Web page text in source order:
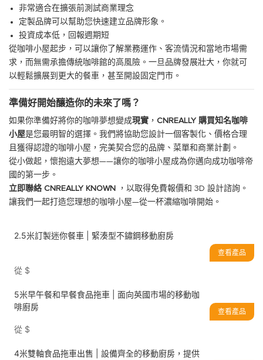
非常適合在擴張前測試商業理念
定製品牌可以幫助您快速建立品牌形象。
投資成本低，回報週期短
從咖啡小屋起步，可以讓你了解業務運作、客流情況和當地市場需
求，而無需承擔傳統咖啡館的高風險。一旦品牌發展壯大，你就可
以輕鬆擴展到更大的餐車，甚至開設固定門市。
準備好開始釀造你的未來了嗎？
如果你準備好將你的咖啡夢想變成現實 ， CNREALLY 購買知名咖啡
小屋是您最明智的選擇。我們將協助您設計一個客製化、價格合理
且獲得認證的咖啡小屋，完美契合您的品牌、菜單和商業計劃。
從小做起，懷抱遠大夢想——讓你的咖啡小屋成為你邁向成功咖啡帝
國的第一步。
立即聯絡 CNREALLY KNOWN
，以取得免費報價和 3D 設計諮詢。
讓我們一起打造您理想的咖啡小屋—從一杯濃縮咖啡開始。
2.5米訂製迷你餐車 | 緊湊型不鏽鋼移動廚房
從 $
查看產品
5米早午餐和早餐食品拖車 | 面向英國市場的移動咖
啡廚房
從 $
查看產品
4米雙軸食品拖車出售 | 設備齊全的移動廚房，提供